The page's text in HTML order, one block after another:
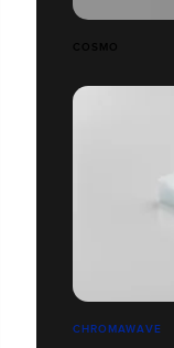
COSMO
CHROMAWAVE